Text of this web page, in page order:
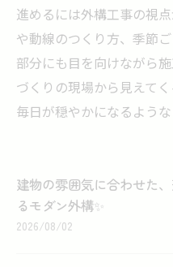
進めるには外構工事の視
や動線のつくり方、季節
部分にも目を向けながら
づくりの現場から見えて
毎日が穏やかになるよう
建物の雰囲気に合わせた
るモダン外構✨
2026/08/02